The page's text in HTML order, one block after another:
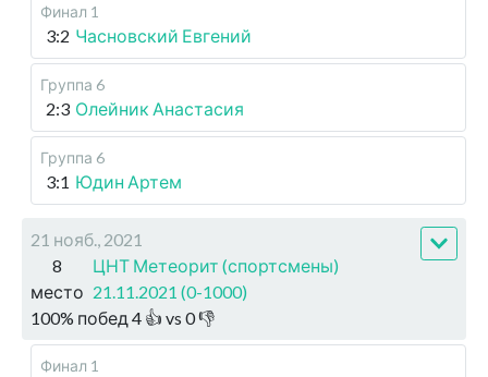
Финал 1
3:2 Часновский Евгений
Группа 6
2:3 Олейник Анастасия
Группа 6
3:1 Юдин Артем
21 нояб., 2021
8
место
ЦНТ Метеорит (спортсмены)
21.11.2021 (0-1000)
100% побед 4 👍 vs 0👎
Финал 1